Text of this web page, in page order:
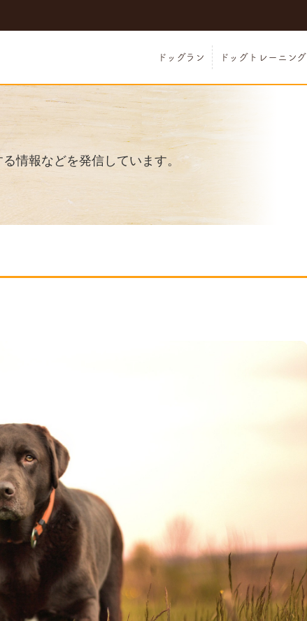
ドッグラン ドッグトレーニング
情報などを発信しています。